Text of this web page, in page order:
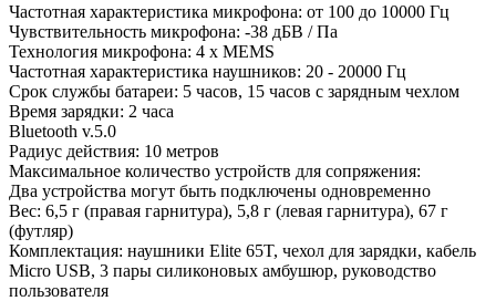
Частотная характеристика микрофона: от 100 до 10000 Гц
Чувствительность микрофона: -38 дБВ / Па
Технология микрофона: 4 х MEMS
Частотная характеристика наушников: 20 - 20000 Гц
Срок службы батареи: 5 часов, 15 часов с зарядным чехлом
Время зарядки: 2 часа
Bluetooth v.5.0
Радиус действия: 10 метров
Максимальное количество устройств для сопряжения:
Два устройства могут быть подключены одновременно
Вес: 6,5 г (правая гарнитура), 5,8 г (левая гарнитура), 67 г
(футляр)
Комплектация: наушники Elite 65T, чехол для зарядки, кабель
Micro USB, 3 пары силиконовых амбушюр, руководство
пользователя